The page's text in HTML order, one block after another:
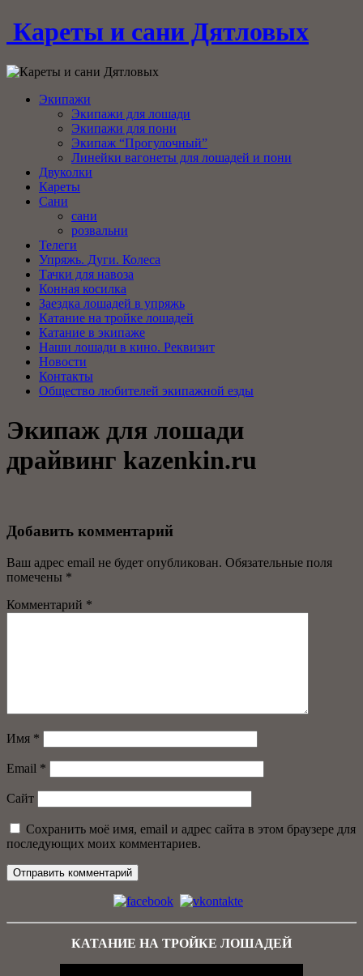
Кареты и сани Дятловых
Экипажи
Экипажи для лошади
Экипажи для пони
Экипаж “Прогулочный”
Линейки вагонеты для лошадей и пони
Двуколки
Кареты
Сани
сани
розвальни
Телеги
Упряжь. Дуги. Колеса
Тачки для навоза
Конная косилка
Заездка лошадей в упряжь
Катание на тройке лошадей
Катание в экипаже
Наши лошади в кино. Реквизит
Новости
Контакты
Общество любителей экипажной езды
Экипаж для лошади
драйвинг kazenkin.ru
Добавить комментарий
Ваш адрес email не будет опубликован. Обязательные поля
помечены *
Комментарий *
Имя *
Email *
Сайт
Сохранить моё имя, email и адрес сайта в этом браузере для
последующих моих комментариев.
КАТАНИЕ НА ТРОЙКЕ ЛОШАДЕЙ